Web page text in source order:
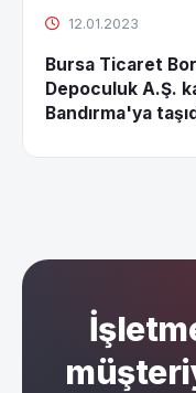
12.01.2023
Bursa Ticaret
Depoculuk A.Ş.
Bandırma'ya